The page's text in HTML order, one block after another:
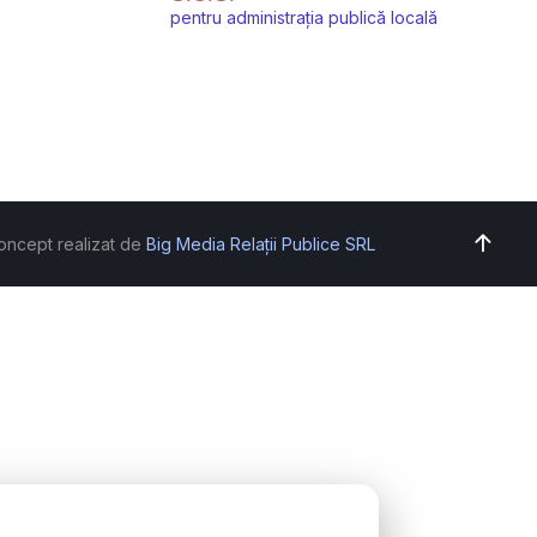
pentru administrația publică locală
realizat de Big Media Relații Publice SRL